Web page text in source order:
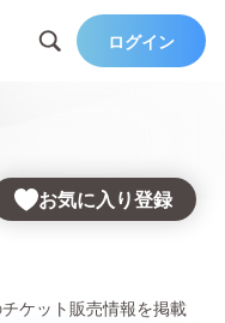
ログイン
お気に入り登録
ケット販売情報を掲載